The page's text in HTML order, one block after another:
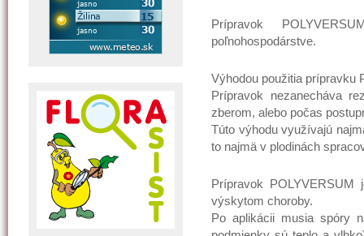
Prípravok
poľnohospodárstve.
Výhodou použitia prípravku
Prípravok nezanecháva
zberom, alebo počas
Túto výhodu využívajú
to najmä v plodinách
Prípravok
výskytom choroby.
Po aplikácii musia spóry